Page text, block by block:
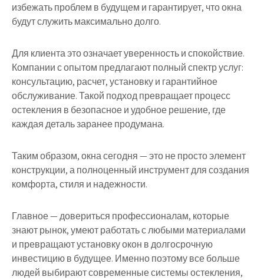
избежать проблем в будущем и гарантирует, что окна
будут служить максимально долго.
Для клиента это означает уверенность и спокойствие.
Компании с опытом предлагают полный спектр услуг:
консультацию, расчет, установку и гарантийное
обслуживание. Такой подход превращает процесс
остекления в безопасное и удобное решение, где
каждая деталь заранее продумана.
Таким образом, окна сегодня — это не просто элемент
конструкции, а полноценный инструмент для создания
комфорта, стиля и надежности.
Главное — довериться профессионалам, которые
знают рынок, умеют работать с любыми материалами
и превращают установку окон в долгосрочную
инвестицию в будущее. Именно поэтому все больше
людей выбирают современные системы остекления,